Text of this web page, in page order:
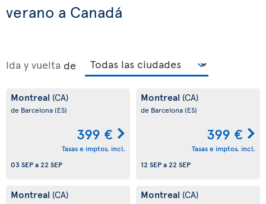
verano a Canadá
Ida y vuelta de
Montreal (CA)
de Barcelona(ES)
399 €
Tasas e imptos. incl.
03 SEPa22 SEP
Montreal (CA)
de Barcelona(ES)
399 €
Tasas e imptos. incl.
12 SEPa22 SEP
Montreal (CA) Montreal (CA)